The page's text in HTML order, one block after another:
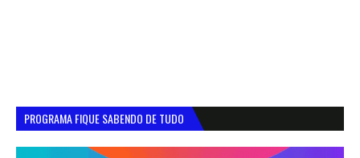
PROGRAMA FIQUE SABENDO DE TUDO